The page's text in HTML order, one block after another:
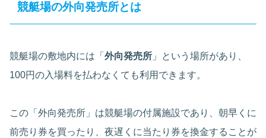
競艇場の外向発売所とは
競艇場の敷地内には「 外向発売所 」という場所があり、
100円の入場料を払わなくても利用できます。
この「外向発売所」は競艇場の付属施設であり、朝早くに
前売り券を買ったり、夜遅くに当たり券を換金することが